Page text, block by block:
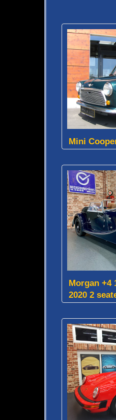
Mini
Morgan +4
2020 2